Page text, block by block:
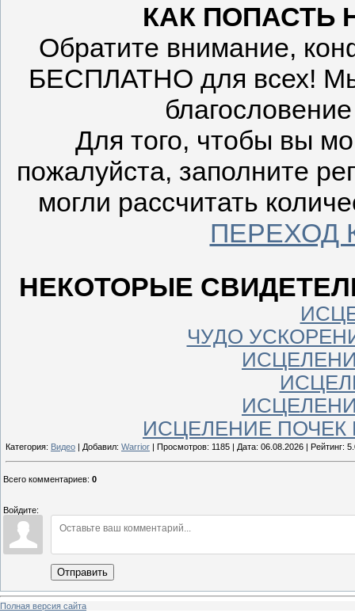
КАК
Обратите внимание,
БЕСПЛАТНО для всех!
Для того, чтобы вы
пожалуйста, заполните
могли рассчитать
ПЕРЕХОД
НЕКОТОРЫЕ
ЧУДО
ИСЦЕЛЕНИЕ
Категория: Видео | Добавил: Warrior | Просмотров: 1185 | Дата: 06.08.2026 | Рейтинг:
Всего комментариев: 0
Войдите:
Отправить
Полная версия сайта